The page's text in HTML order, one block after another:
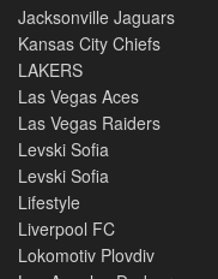
Jacksonville Jaguars
Kansas City Chiefs
LAKERS
Las Vegas Aces
Las Vegas Raiders
Levski Sofia
Levski Sofia
Lifestyle
Liverpool FC
Lokomotiv Plovdiv